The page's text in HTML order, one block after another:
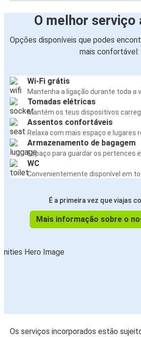
O melhor serviço
Opções disponíveis que podes
mais confortável:
Wi-Fi grátis
Mantenha a ligação durante toda a
Tomadas elétricas
Mantém os teus dispositivos
Assentos confortáveis
Relaxa com mais espaço e lugares
Armazenamento de bagagem
Espaço para guardar os pertences
WC
Convenientemente disponível em
É a primeira vez que viajas
Mais informação sobre o
Os serviços incorporados estão